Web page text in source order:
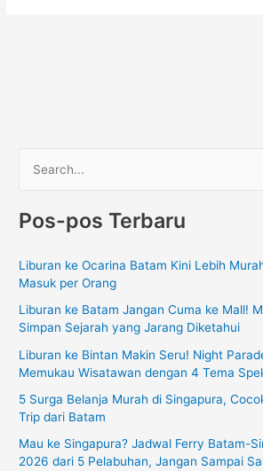
r
u
t
Pos-pos Terbaru
Liburan ke Ocarina Batam Kini Lebih
Masuk per Orang
Liburan ke Batam Jangan Cuma ke Mall!
Simpan Sejarah yang Jarang Diketahui
Liburan ke Bintan Makin Seru! Night
Memukau Wisatawan dengan 4 Tema
5 Surga Belanja Murah di Singapura,
Trip dari Batam
Mau ke Singapura? Jadwal Ferry Batam-
2026 dari 5 Pelabuhan, Jangan Sampai